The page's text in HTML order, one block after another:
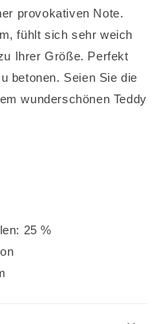
provokativen Note.
fühlt sich sehr weich
Ihrer Größe. Perfekt
betonen. Seien Sie die
wunderschönen Teddy
25 %